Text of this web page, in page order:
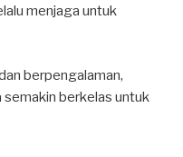
menjaga untuk
berpengalaman,
berkelas untuk